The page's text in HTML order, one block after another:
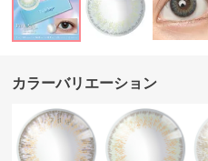
カラーバリエーション